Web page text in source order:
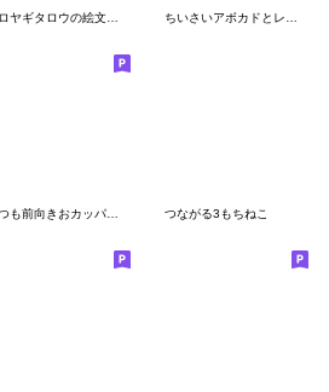
クロヤギタロウの絵文字です ちいさいアボカドとレモンライムのえもじ2
つながる3もちねこ